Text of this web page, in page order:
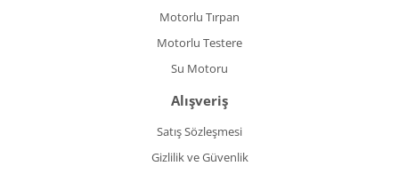
Motorlu Tırpan
Motorlu Testere
Su Motoru
Alışveriş
Satış Sözleşmesi
Gizlilik ve Güvenlik